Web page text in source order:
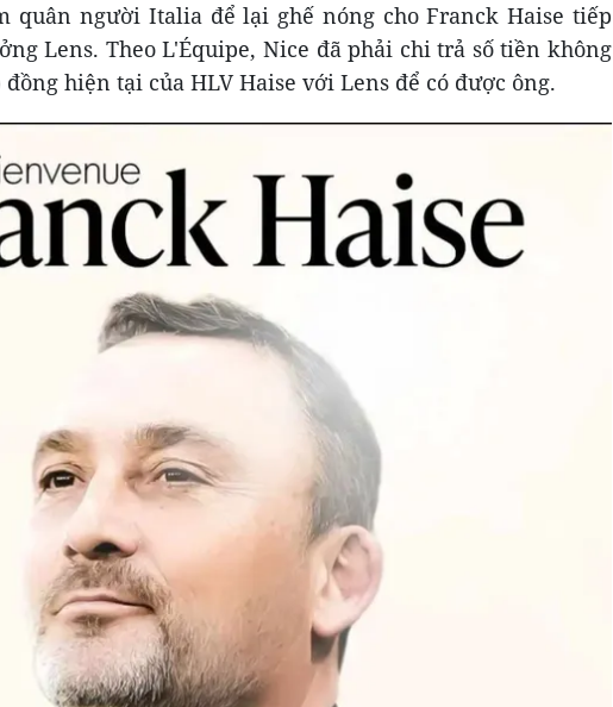
quân người Italia để lại ghế nóng cho Franck Haise tiếp
Lens. Theo L'Équipe, Nice đã phải chi trả số tiền không
hiện tại của HLV Haise với Lens để có được ông.